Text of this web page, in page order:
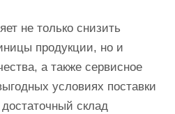
не только снизить
продукции, но и
а также сервисное
условиях поставки
склад